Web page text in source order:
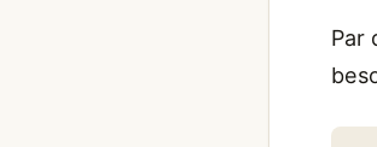
Par